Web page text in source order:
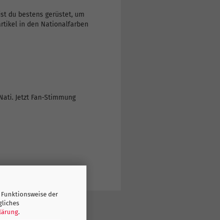
der
.
du bestens gerüstet, um
in den Nationalfarben
Jetzt Fan-Stimmung